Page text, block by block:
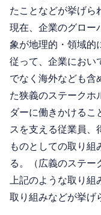
たことなどが挙げら
現在、企業のグロー
象が地理的・領域的
従って、企業におい
でなく海外なども含
た狭義のステークホ
ダーに働きかけるこ
スを支える従業員、
ものとしての取り組
る。（広義のステー
上記のような取り
取り組みなどが挙げ